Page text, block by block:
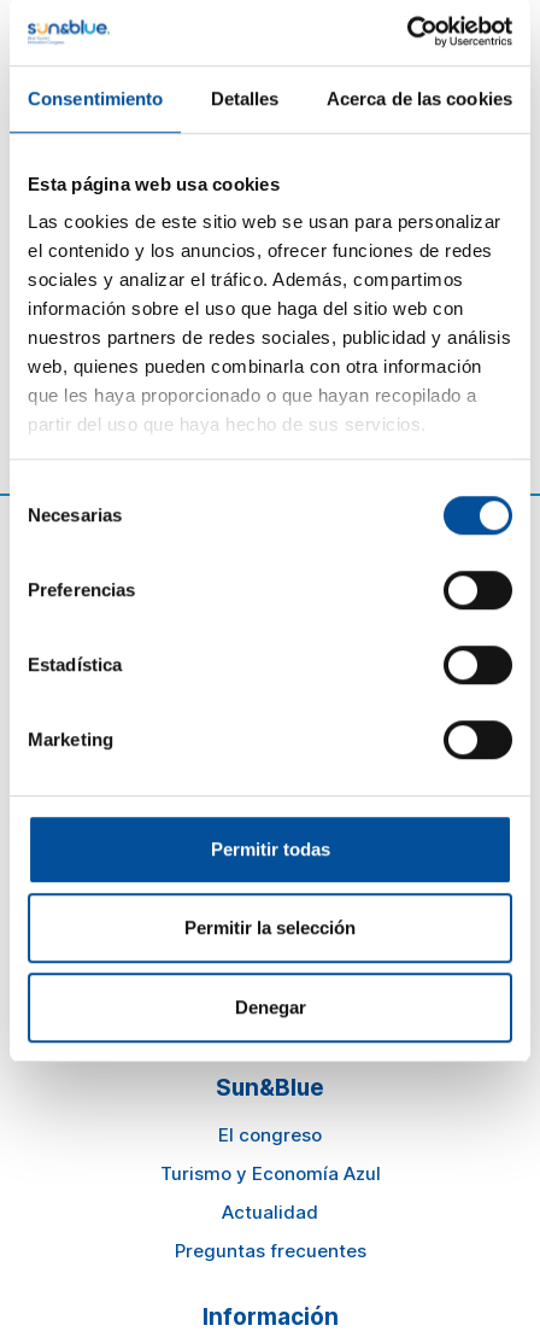
Consentimiento Detalles Acerca de las cookies
Esta página web usa cookies
Las cookies de este sitio web se usan para personalizar
el contenido y los anuncios, ofrecer funciones de redes
sociales y analizar el tráfico. Además, compartimos
información sobre el uso que haga del sitio web con
nuestros partners de redes sociales, publicidad y análisis
web, quienes pueden combinarla con otra información
que les haya proporcionado o que hayan recopilado a
partir del uso que haya hecho de sus servicios.
Selección
Necesarias
Preferencias
Estadística
Marketing
Permitir todas
Permitir la selección
Denegar
Antes de desempeñar su cargo actual, Lisa fue Asesora
Economía Azul. Antes de eso, fue Directora de
Directora Senior de Proyectos en la Red SUBMARINER
para el Crecimiento Azul, donde gestionó numerosos
proyectos internacionales y organizó eventos clave para
las partes interesadas.
hello@sunandbluecongress.com
press@sunandbluecongress.com
comercial@sunandbluecongress.com
awards@sunandbluecongress.com
Sun&Blue
El congreso
Turismo y Economía Azul
Actualidad
Preguntas frecuentes
Información